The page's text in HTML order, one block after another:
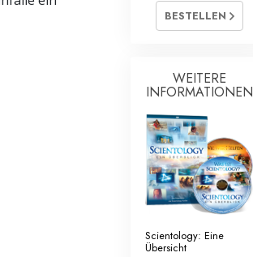
BESTELLEN
WEITERE
INFORMATIONEN
Scientology: Eine
Übersicht